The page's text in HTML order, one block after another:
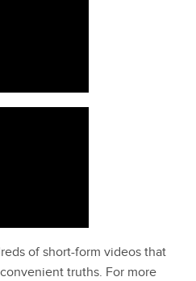
of short-form videos that
truths. For more